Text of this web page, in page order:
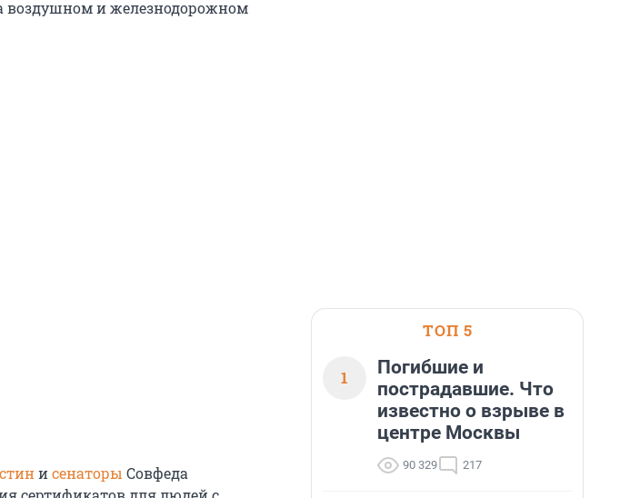
воздушном и железнодорожном
исенаторы Совфеда
ТОП 5
1
Погибшие и
пострадавшие. Что
известно о взрыве в
центре Москвы
90 329 217